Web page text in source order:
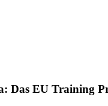
Das EU Training